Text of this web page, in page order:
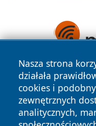
Nasza strona
działała
cookies i
zewnętrznych
analitycznych,